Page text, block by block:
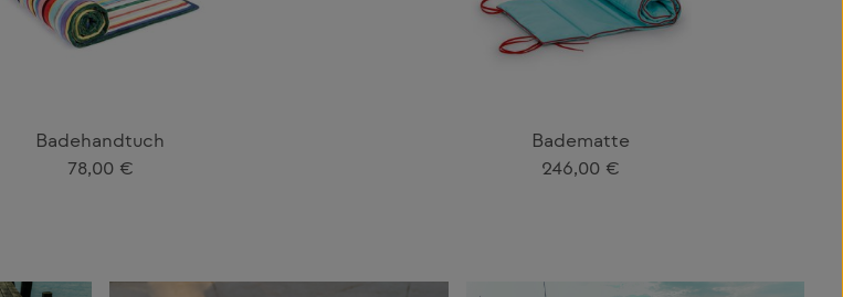
Badehandtuch
Regulärer Preis:
78,00 €
Badematte
Regulärer Preis:
246,00 €